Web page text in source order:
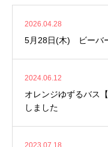
2026.04.28
5月28日(木) ビーバ
2024.06.12
オレンジゆずるバス
しました
2023.07.18